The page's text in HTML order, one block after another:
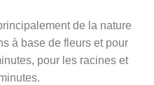
de la nature
à base de fleurs et pour
pour les racines et